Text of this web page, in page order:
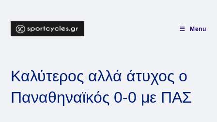
content
Menu
Καλύτερος αλλά άτυχος ο
Παναθηναϊκός 0-0 με ΠΑΣ